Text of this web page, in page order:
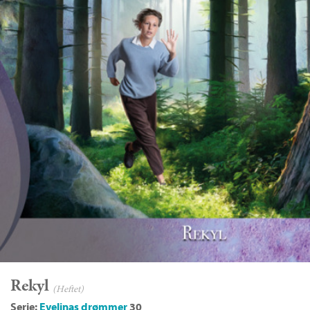
Rekyl (Heftet)
Serie: Evelinas drømmer30